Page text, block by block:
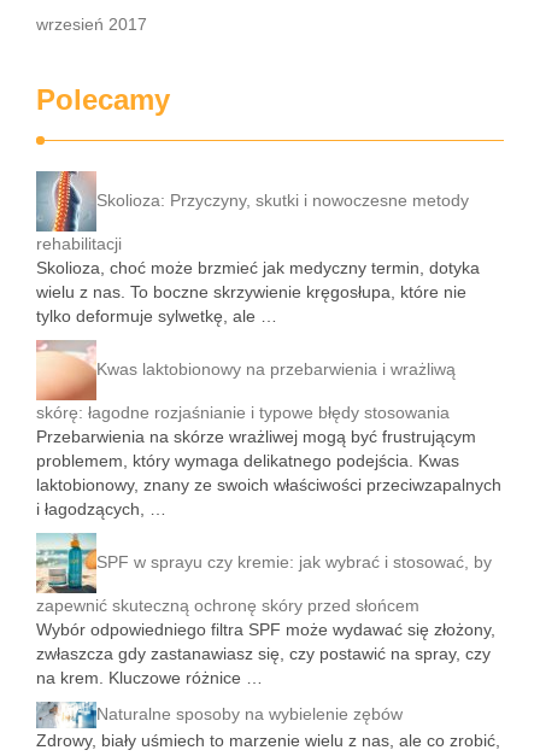
wrzesień 2017
Polecamy
Skolioza: Przyczyny, skutki i nowoczesne metody
rehabilitacji
Skolioza, choć może brzmieć jak medyczny termin, dotyka
wielu z nas. To boczne skrzywienie kręgosłupa, które nie
tylko deformuje sylwetkę, ale …
Kwas laktobionowy na przebarwienia i wrażliwą
skórę: łagodne rozjaśnianie i typowe błędy stosowania
Przebarwienia na skórze wrażliwej mogą być frustrującym
problemem, który wymaga delikatnego podejścia. Kwas
laktobionowy, znany ze swoich właściwości przeciwzapalnych
i łagodzących, …
SPF w sprayu czy kremie: jak wybrać i stosować, by
zapewnić skuteczną ochronę skóry przed słońcem
Wybór odpowiedniego filtra SPF może wydawać się złożony,
zwłaszcza gdy zastanawiasz się, czy postawić na spray, czy
na krem. Kluczowe różnice …
Naturalne sposoby na wybielenie zębów
Zdrowy, biały uśmiech to marzenie wielu z nas, ale co zrobić,